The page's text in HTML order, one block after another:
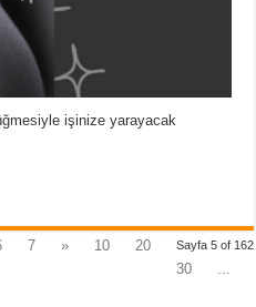
işinize yarayacak
Sayfa 5 of 162
7 » 10
20
30